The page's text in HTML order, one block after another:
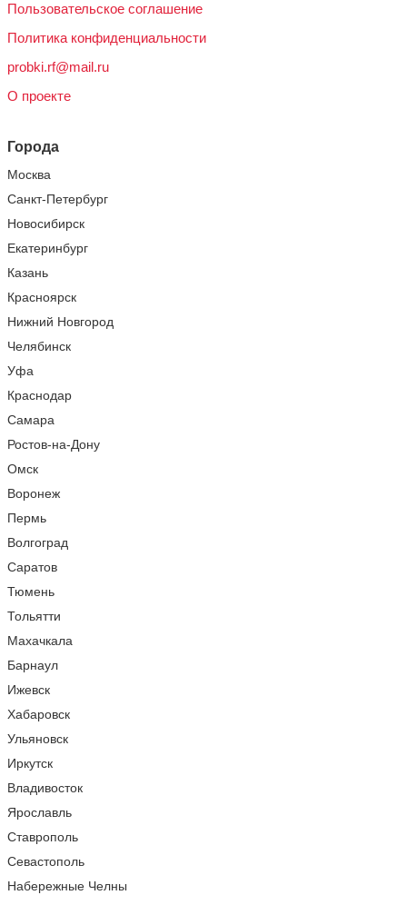
Пользовательское соглашение
Политика конфиденциальности
probki.rf@mail.ru
О проекте
Города
Москва
Санкт-Петербург
Новосибирск
Екатеринбург
Казань
Красноярск
Нижний Новгород
Челябинск
Уфа
Краснодар
Самара
Ростов-на-Дону
Омск
Воронеж
Пермь
Волгоград
Саратов
Тюмень
Тольятти
Махачкала
Барнаул
Ижевск
Хабаровск
Ульяновск
Иркутск
Владивосток
Ярославль
Ставрополь
Севастополь
Набережные Челны